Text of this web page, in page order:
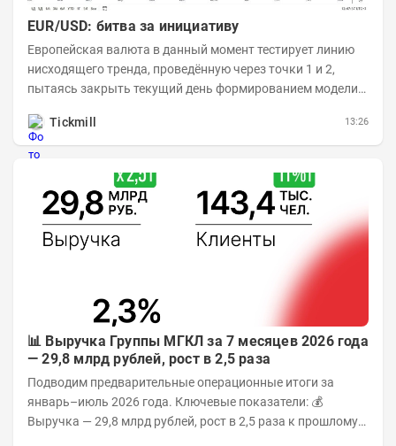
EUR/USD: битва за инициативу
Европейская валюта в данный момент тестирует линию
нисходящего тренда, проведённую через точки 1 и 2,
пытаясь закрыть текущий день формированием модели
Tickmill
13:26
📊 Выручка Группы МГКЛ за 7 месяцев 2026 года
— 29,8 млрд рублей, рост в 2,5 раза
Подводим предварительные операционные итоги за
январь–июль 2026 года. Ключевые показатели: 💰
Выручка — 29,8 млрд рублей, рост в 2,5 раза к прошлому